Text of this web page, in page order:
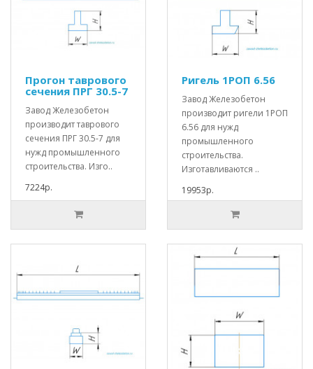
Прогон таврового
сечения ПРГ 30.5-7
Завод Железобетон
производит таврового
сечения ПРГ 30.5-7 для
нужд промышленного
строительства. Изго..
7224р.
Ригель 1РОП 6.56
Завод Железобетон
производит ригели 1РОП
6.56 для нужд
промышленного
строительства.
Изготавливаются ..
19953р.